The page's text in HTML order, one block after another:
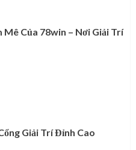
Của 78win – Nơi Giải Trí
Giải Trí Đỉnh Cao